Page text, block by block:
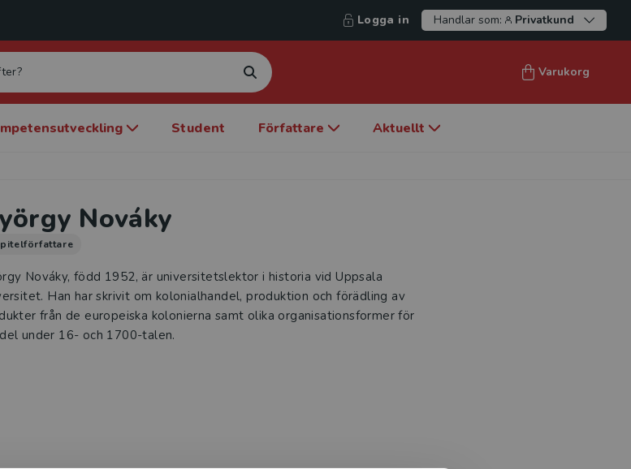
Logga in Handlar som: Privatkund
Varukorg
Student Författare Aktuellt
Nováky
Nováky, född 1952, är universitetslektor i historia vid Uppsala
Han har skrivit om kolonialhandel, produktion och förädling av
från de europeiska kolonierna samt olika organisationsformer för
under 16- och 1700-talen.